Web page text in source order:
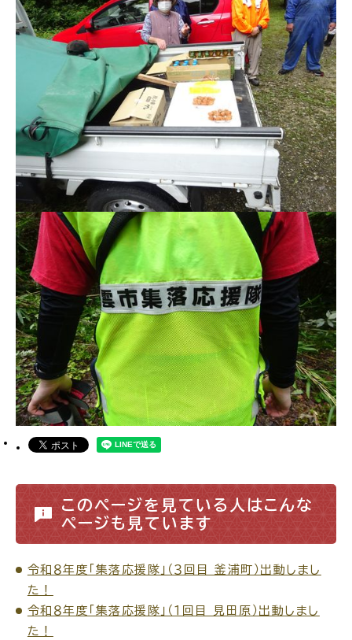
このページを見ている人はこんな
ページも見ています
令和８年度「集落応援隊」（３回目 釜浦町）出動しまし
た！
令和８年度「集落応援隊」（１回目 見田原）出動しまし
た！